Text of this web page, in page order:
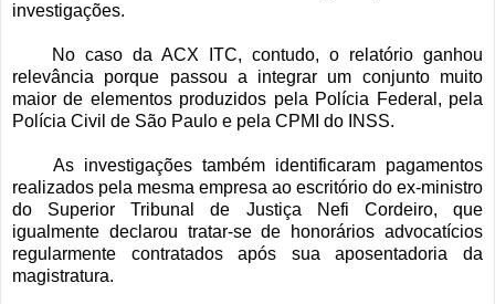
investigações.
No caso da ACX ITC, contudo, o relatório ganhou
relevância porque passou a integrar um conjunto muito
maior de elementos produzidos pela Polícia Federal, pela
Polícia Civil de São Paulo e pela CPMI do INSS.
As investigações também identificaram pagamentos
realizados pela mesma empresa ao escritório do ex-ministro
do Superior Tribunal de Justiça Nefi Cordeiro, que
igualmente declarou tratar-se de honorários advocatícios
regularmente contratados após sua aposentadoria da
magistratura.